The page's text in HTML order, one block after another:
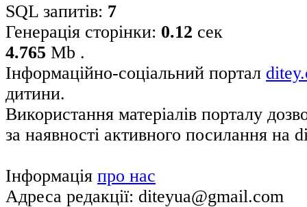
SQL запитів: 7
Генерація сторінки: 0.12 сек
4.765 Mb .
Інформаційно-соціальний портал
дитини.
Використання матеріалів порталу
за наявності активного посилання на
Інформація про нас
Адреса редакції: diteyua@gmail.com